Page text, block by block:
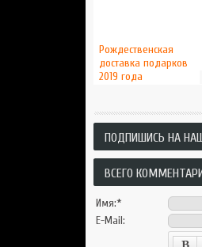
Рождественская
доставка подарков
2019 года
ПОДПИШИСЬ НА
ВСЕГО
Имя:*
E-Mail: